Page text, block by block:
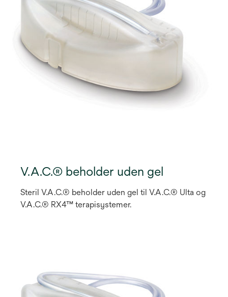
V.A.C.® beholder uden gel
Steril V.A.C.® beholder uden gel til V.A.C.® Ulta og
V.A.C.® RX4™ terapisystemer.